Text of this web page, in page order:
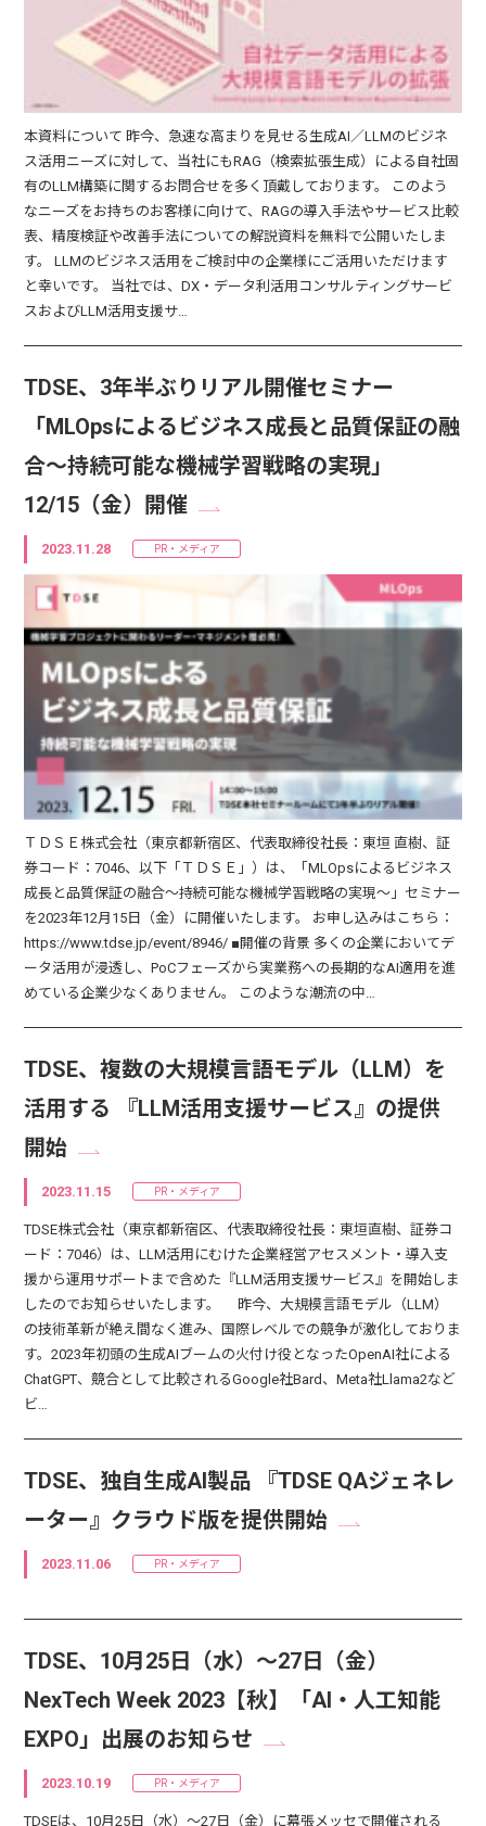
本資料について 昨今、急速な高まりを見せる生成AI／LLMのビジネ
ス活用ニーズに対して、当社にもRAG（検索拡張生成）による自社固
有のLLM構築に関するお問合せを多く頂戴しております。 このよう
なニーズをお持ちのお客様に向けて、RAGの導入手法やサービス比較
表、精度検証や改善手法についての解説資料を無料で公開いたしま
す。 LLMのビジネス活用をご検討中の企業様にご活用いただけます
と幸いです。 当社では、DX・データ利活用コンサルティングサービ
スおよびLLM活用支援サ…
TDSE、3年半ぶりリアル開催セミナー
「MLOpsによるビジネス成長と品質保証の融
合～持続可能な機械学習戦略の実現」
12/15（金）開催
2023.11.28 PR・メディア
ＴＤＳＥ株式会社（東京都新宿区、代表取締役社長：東垣 直樹、証
券コード：7046、以下「ＴＤＳＥ」）は、「MLOpsによるビジネス
成長と品質保証の融合～持続可能な機械学習戦略の実現～」セミナー
を2023年12月15日（金）に開催いたします。 お申し込みはこちら：
https://www.tdse.jp/event/8946/ ■開催の背景 多くの企業においてデ
ータ活用が浸透し、PoCフェーズから実業務への長期的なAI適用を進
めている企業少なくありません。 このような潮流の中…
TDSE、複数の大規模言語モデル（LLM）を
活用する 『LLM活用支援サービス』の提供
開始
2023.11.15 PR・メディア
TDSE株式会社（東京都新宿区、代表取締役社長：東垣直樹、証券コ
ード：7046）は、LLM活用にむけた企業経営アセスメント・導入支
援から運用サポートまで含めた『LLM活用支援サービス』を開始しま
したのでお知らせいたします。 昨今、大規模言語モデル（LLM）
の技術革新が絶え間なく進み、国際レベルでの競争が激化しておりま
す。2023年初頭の生成AIブームの火付け役となったOpenAI社による
ChatGPT、競合として比較されるGoogle社Bard、Meta社Llama2など
ビ…
TDSE、独自生成AI製品 『TDSE QAジェネレ
ーター』クラウド版を提供開始
2023.11.06 PR・メディア
TDSE、10月25日（水）～27日（金）
NexTech Week 2023【秋】「AI・人工知能
EXPO」出展のお知らせ
2023.10.19 PR・メディア
TDSEは、10月25日（水）～27日（金）に幕張メッセで開催される